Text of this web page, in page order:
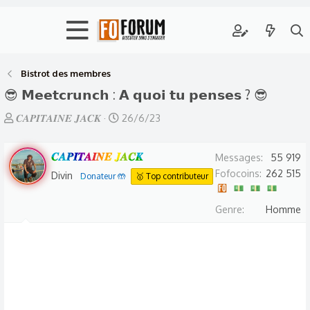
Bistrot des membres
😎 𝗠𝗲𝗲𝘁𝗰𝗿𝘂𝗻𝗰𝗵 : 𝗔 𝗾𝘂𝗼𝗶 𝘁𝘂 𝗽𝗲𝗻𝘀𝗲𝘀 ? 😎
A
t
e
u
𝑪𝑨𝑷𝑰𝑻𝑨𝑰𝑵𝑬 𝑱𝑨𝑪𝑲
D
t
26/6/23
𝑪𝑨𝑷𝑰𝑻𝑨𝑰𝑵𝑬 𝑱𝑨𝑪𝑲
Divin Donateur 🤲 🥇 Top contributeur
Messages
55 919
Fofocoins
262 515
Genre Homme